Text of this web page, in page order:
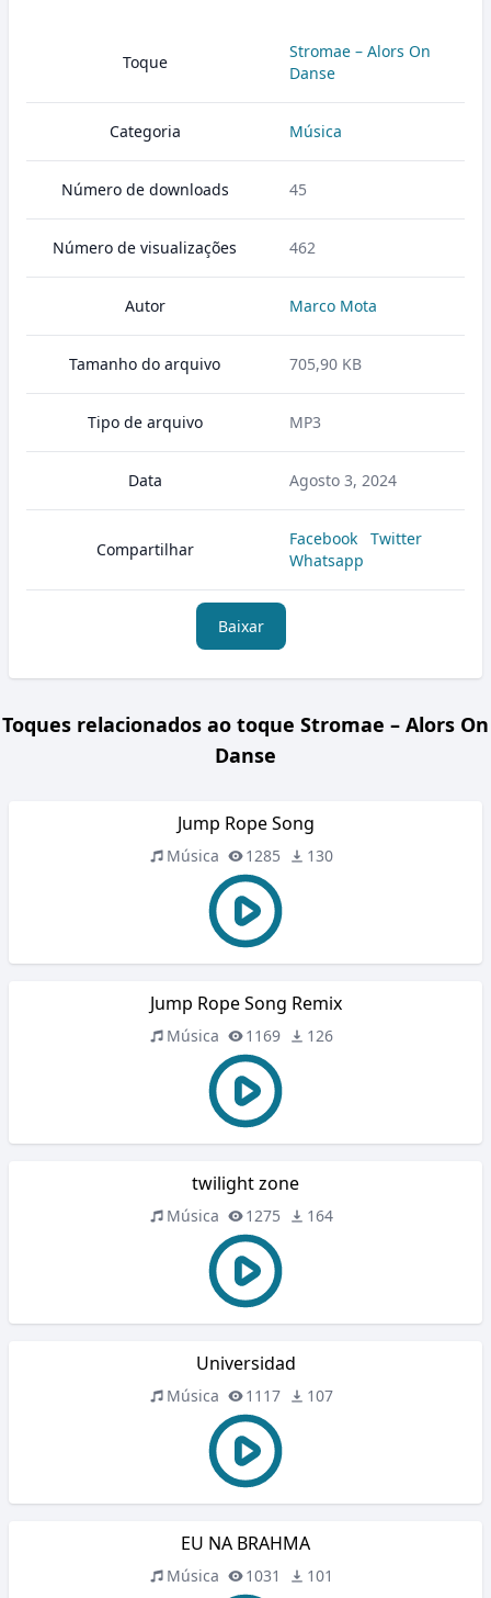
Toque
Stromae – Alors On
Danse
Categoria Música
Número de downloads 45
Número de visualizações 462
Autor Marco Mota
Tamanho do arquivo 705,90 KB
Tipo de arquivo MP3
Data Agosto 3, 2024
Compartilhar
Facebook
Twitter
Whatsapp
Baixar
Toques relacionados ao toque Stromae – Alors On
Danse
Jump Rope Song
Música 1285 130
Jump Rope Song Remix
Música 1169 126
twilight zone
Música 1275 164
Universidad
Música 1117 107
EU NA BRAHMA
Música 1031 101